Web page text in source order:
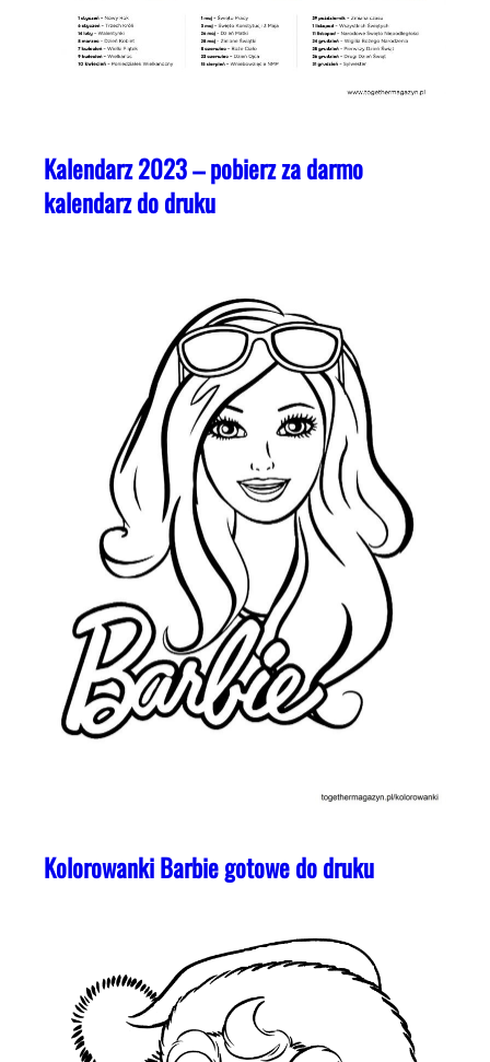
Kalendarz 2023 – pobierz za darmo
kalendarz do druku
Kolorowanki Barbie gotowe do druku